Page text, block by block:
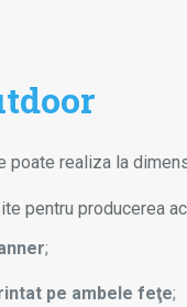
poate realiza la
pentru producerea
;
pe ambele feţe;